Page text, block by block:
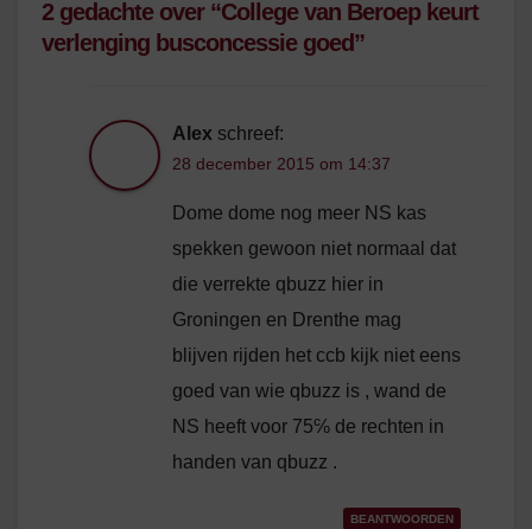
2 gedachte over “College van Beroep keurt
verlenging busconcessie goed”
Alex schreef:
28 december 2015 om 14:37
Dome dome nog meer NS kas
spekken gewoon niet normaal dat
die verrekte qbuzz hier in
Groningen en Drenthe mag
blijven rijden het ccb kijk niet eens
goed van wie qbuzz is , wand de
NS heeft voor 75℅ de rechten in
handen van qbuzz .
BEANTWOORDEN